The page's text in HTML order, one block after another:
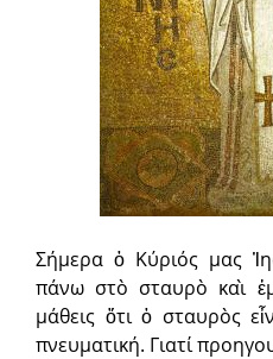
Σήμερα ὁ Κύριός μας
πάνω στὸ σταυρὸ καὶ
μάθεις ὅτι ὁ σταυρὸς
πνευματική. Γιατί